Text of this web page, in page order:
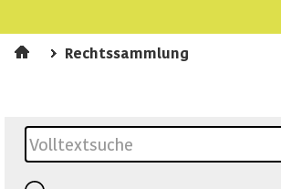
Rechtssammlung